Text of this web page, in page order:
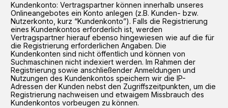
Kundenkonto: Vertragspartner können innerhalb unseres
Onlineangebotes ein Konto anlegen (z.B. Kunden- bzw.
Nutzerkonto, kurz “Kundenkonto”). Falls die Registrierung
eines Kundenkontos erforderlich ist, werden
Vertragspartner hierauf ebenso hingewiesen wie auf die für
die Registrierung erforderlichen Angaben. Die
Kundenkonten sind nicht öffentlich und können von
Suchmaschinen nicht indexiert werden. Im Rahmen der
Registrierung sowie anschließender Anmeldungen und
Nutzungen des Kundenkontos speichern wir die IP-
Adressen der Kunden nebst den Zugriffszeitpunkten, um die
Registrierung nachweisen und etwaigem Missbrauch des
Kundenkontos vorbeugen zu können.